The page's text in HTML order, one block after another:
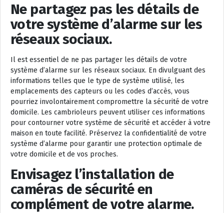
Ne partagez pas les détails de
votre système d’alarme sur les
réseaux sociaux.
Il est essentiel de ne pas partager les détails de votre
système d’alarme sur les réseaux sociaux. En divulguant des
informations telles que le type de système utilisé, les
emplacements des capteurs ou les codes d’accès, vous
pourriez involontairement compromettre la sécurité de votre
domicile. Les cambrioleurs peuvent utiliser ces informations
pour contourner votre système de sécurité et accéder à votre
maison en toute facilité. Préservez la confidentialité de votre
système d’alarme pour garantir une protection optimale de
votre domicile et de vos proches.
Envisagez l’installation de
caméras de sécurité en
complément de votre alarme.